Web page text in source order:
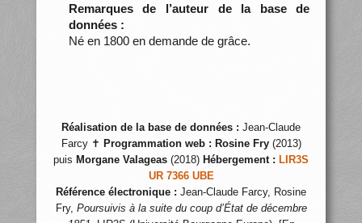
Remarques de l’auteur de la base de
données :
Né en 1800 en demande de grâce.
Réalisation de la base de données : Jean-Claude
Farcy ✝ Programmation web : Rosine Fry(2013)
puis Morgane Valageas (2018) Hébergement : LIR3S
UR 7366 UBE
Référence électronique : Jean-Claude Farcy, Rosine
Fry, Poursuivis à la suite du coup d’État de décembre